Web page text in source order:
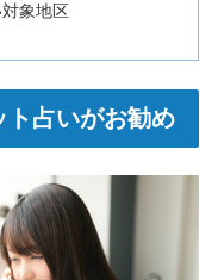
象地区
ト占いがお勧め